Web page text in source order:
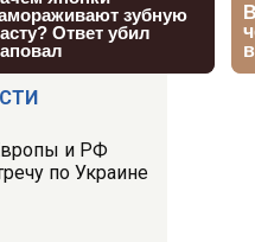
и РФ
по Украине